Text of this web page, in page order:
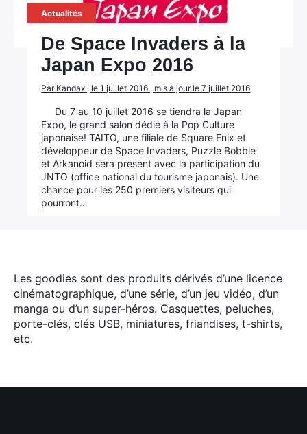
Les goodies sont des produits dérivés d’une licence
cinématographique, d’une série, d’un jeu vidéo, d’un
manga ou d’un super-héros. Casquettes, peluches,
porte-clés, clés USB, miniatures, friandises, t-shirts,
etc.
Actualités
De Space Invaders à la
Japan Expo 2016
Par Kandax , le 1 juillet 2016 , mis à jour le 7 juillet 2016
Du 7 au 10 juillet 2016 se tiendra la Japan
Expo, le grand salon dédié à la Pop Culture
japonaise! TAITO, une filiale de Square Enix et
développeur de Space Invaders, Puzzle Bobble
et Arkanoid sera présent avec la participation du
JNTO (office national du tourisme japonais). Une
chance pour les 250 premiers visiteurs qui
pourront…